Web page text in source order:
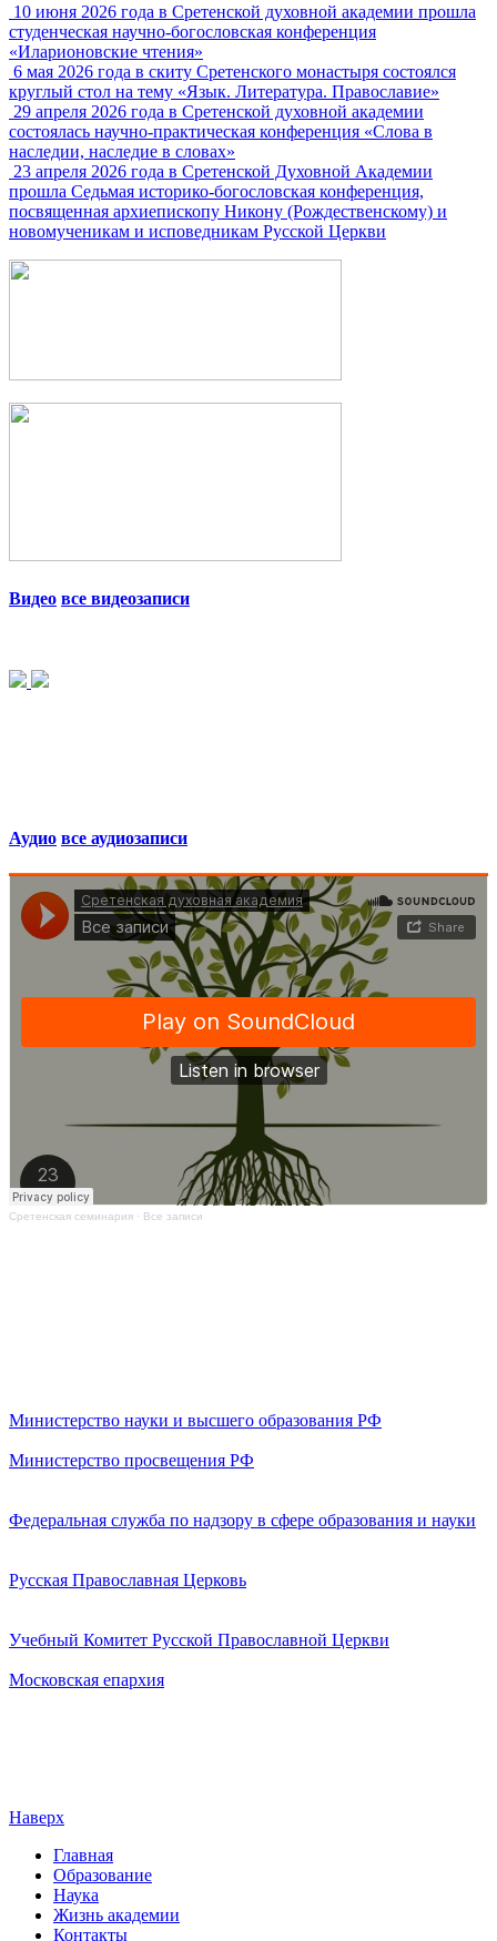
10 июня 2026 года в Сретенской духовной академии прошла
студенческая научно-богословская конференция
«Иларионовские чтения»
6 мая 2026 года в скиту Сретенского монастыря состоялся
круглый стол на тему «Язык. Литература. Православие»
29 апреля 2026 года в Сретенской духовной академии
состоялась научно-практическая конференция «Слова в
наследии, наследие в словах»
23 апреля 2026 года в Сретенской Духовной Академии
прошла Седьмая историко-богословская конференция,
посвященная архиепископу Никону (Рождественскому) и
новомученикам и исповедникам Русской Церкви
Видео все видеозаписи
Аудио все аудиозаписи
Сретенская семинария · Все записи
Министерство науки и высшего образования РФ
Министерство просвещения РФ
Федеральная служба по надзору в сфере образования и науки
Русская Православная Церковь
Учебный Комитет Русской Православной Церкви
Московская епархия
Наверх
Главная
Образование
Наука
Жизнь академии
Контакты